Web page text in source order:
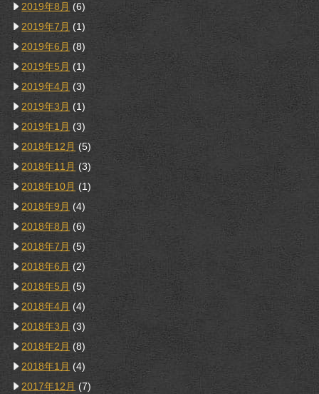
2019年8月 (6)
2019年7月 (1)
2019年6月 (8)
2019年5月 (1)
2019年4月 (3)
2019年3月 (1)
2019年1月 (3)
2018年12月 (5)
2018年11月 (3)
2018年10月 (1)
2018年9月 (4)
2018年8月 (6)
2018年7月 (5)
2018年6月 (2)
2018年5月 (5)
2018年4月 (4)
2018年3月 (3)
2018年2月 (8)
2018年1月 (4)
2017年12月 (7)